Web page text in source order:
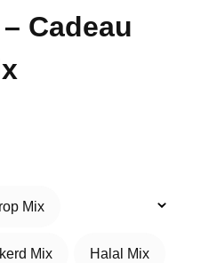
Cadeau
Mix
Mix Halal Mix